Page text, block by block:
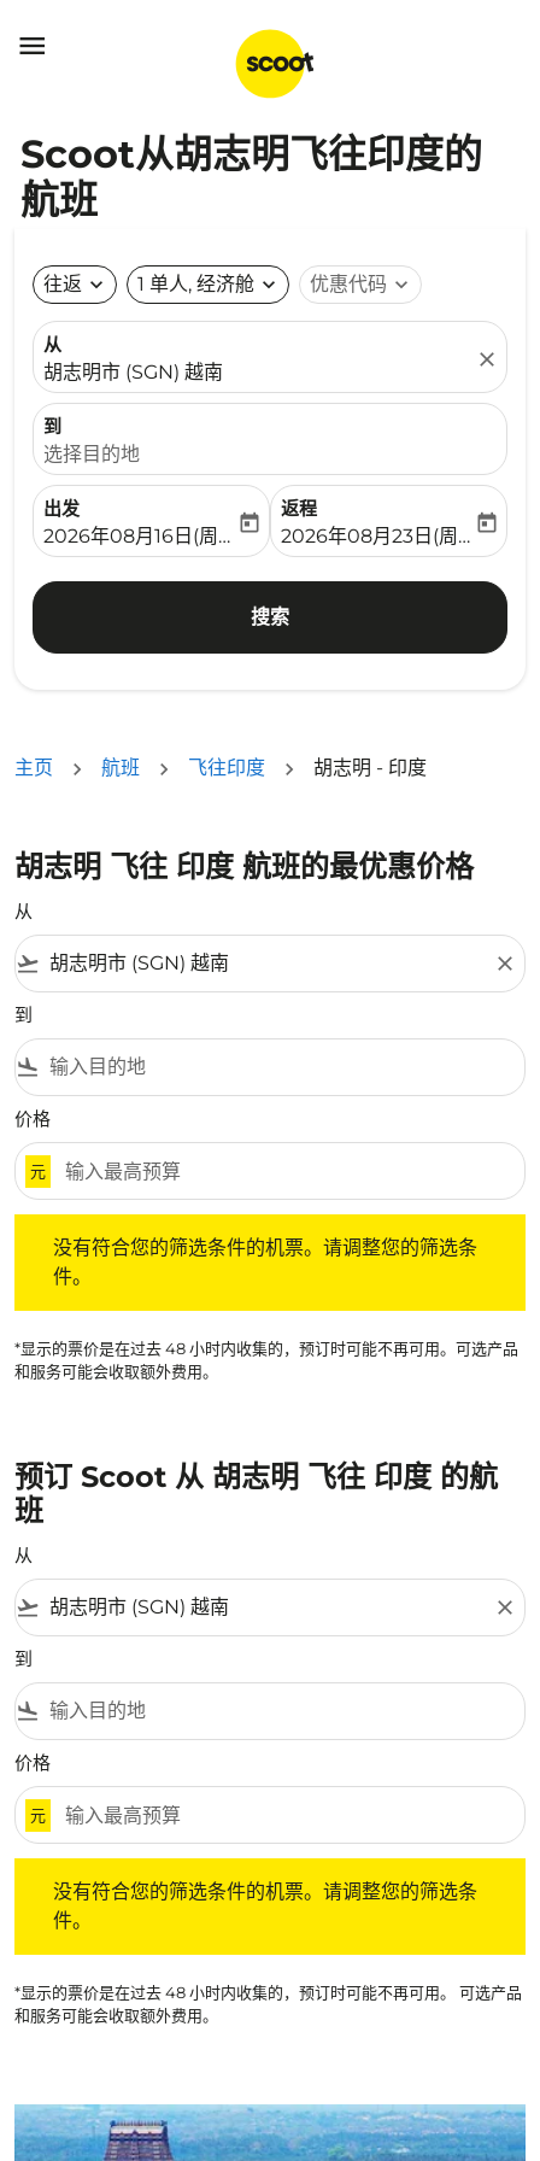

Scoot从胡志明飞往印度的
航班
往返 expand_more 1 单人, 经济舱 expand_more 优惠代码 expand_more
从
胡志明市 (SGN) 越南
close
到
选择目的地
出发
fc-booking-departure-date-aria-label
2026年08月16日(周日)
today
返程
fc-booking-return-date-
2026年08月23日(周日)
today
搜索
主页 航班 飞往印度 胡志明 - 印度
胡志明 飞往 印度 航班的最优惠价格
从
flight_takeoff close
到
flight_land
价格
元
没有符合您的筛选条件的机票。请调整您的筛选条
件。
*显示的票价是在过去 48 小时内收集的，预订时可能不再可用。可选产品
和服务可能会收取额外费用。
预订 Scoot 从 胡志明 飞往 印度 的航
班
从
flight_takeoff close
到
flight_land
价格
元
没有符合您的筛选条件的机票。请调整您的筛选条
件。
*显示的票价是在过去 48 小时内收集的，预订时可能不再可用。 可选产品
和服务可能会收取额外费用。